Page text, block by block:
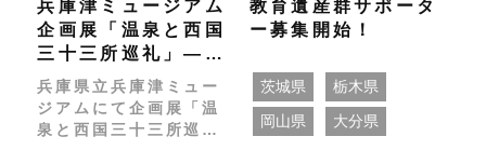
兵庫津ミュージアム
企画展「温泉と西国
三十三所巡礼」―ひ
ょうごを巡る旅―の
ご案内
兵庫県立兵庫津ミュー
ジアムにて企画展「温
泉と西国三十三所巡
教育遺産群サポータ
ー募集開始！
茨城県 栃木県
岡山県 大分県